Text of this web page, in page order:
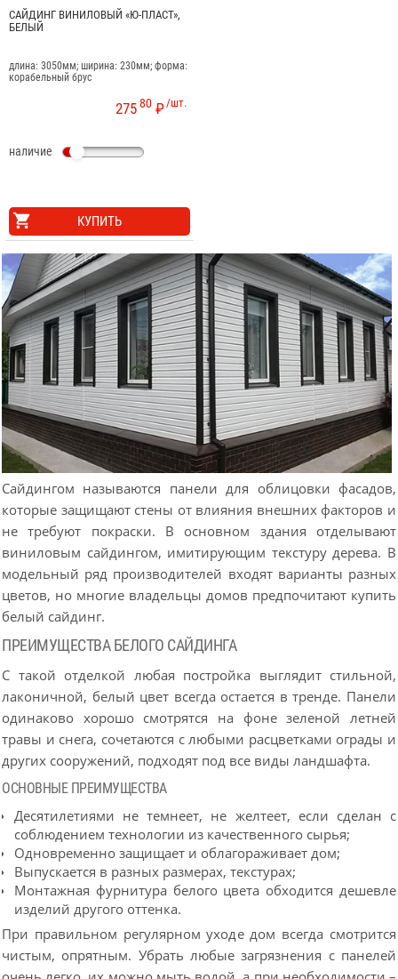
САЙДИНГ ВИНИЛОВЫЙ «Ю-ПЛАСТ»,
БЕЛЫЙ
длина: 3050мм; ширина: 230мм; форма:
корабельный брус
/шт.
27580 ₽
наличие
КУПИТЬ
Сайдингом называются панели для облицовки фасадов,
которые защищают стены от влияния внешних факторов и
не требуют покраски. В основном здания отделывают
виниловым сайдингом, имитирующим текстуру дерева. В
модельный ряд производителей входят варианты разных
цветов, но многие владельцы домов предпочитают купить
белый сайдинг.
ПРЕИМУЩЕСТВА БЕЛОГО САЙДИНГА
С такой отделкой любая постройка выглядит стильной,
лаконичной, белый цвет всегда остается в тренде. Панели
одинаково хорошо смотрятся на фоне зеленой летней
травы и снега, сочетаются с любыми расцветками ограды и
других сооружений, подходят под все виды ландшафта.
ОСНОВНЫЕ ПРЕИМУЩЕСТВА
Десятилетиями не темнеет, не желтеет, если сделан с
соблюдением технологии из качественного сырья;
Одновременно защищает и облагораживает дом;
Выпускается в разных размерах, текстурах;
Монтажная фурнитура белого цвета обходится дешевле
изделий другого оттенка.
При правильном регулярном уходе дом всегда смотрится
чистым, опрятным. Убрать любые загрязнения с панелей